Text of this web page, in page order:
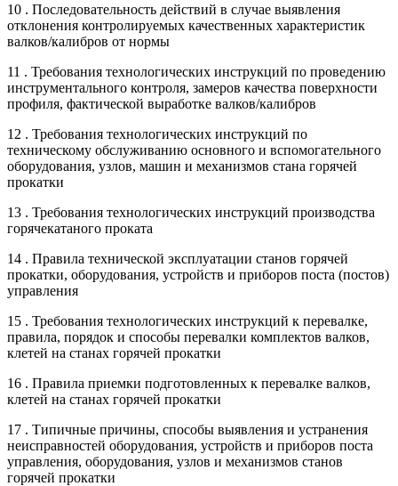
10 . Последовательность действий в случае выявления
отклонения контролируемых качественных характеристик
валков/калибров от нормы
11 . Требования технологических инструкций по проведению
инструментального контроля, замеров качества поверхности
профиля, фактической выработке валков/калибров
12 . Требования технологических инструкций по
техническому обслуживанию основного и вспомогательного
оборудования, узлов, машин и механизмов стана горячей
прокатки
13 . Требования технологических инструкций производства
горячекатаного проката
14 . Правила технической эксплуатации станов горячей
прокатки, оборудования, устройств и приборов поста (постов)
управления
15 . Требования технологических инструкций к перевалке,
правила, порядок и способы перевалки комплектов валков,
клетей на станах горячей прокатки
16 . Правила приемки подготовленных к перевалке валков,
клетей на станах горячей прокатки
17 . Типичные причины, способы выявления и устранения
неисправностей оборудования, устройств и приборов поста
управления, оборудования, узлов и механизмов станов
горячей прокатки